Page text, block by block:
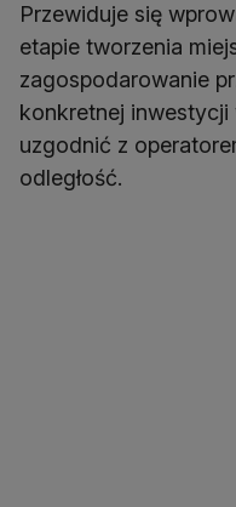
Przewiduje się
etapie tworzenia
zagospodarowanie
konkretnej inwestycji
uzgodnić z
odległość.